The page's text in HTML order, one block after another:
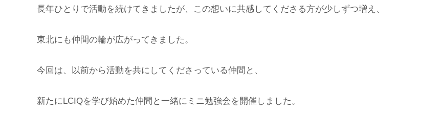
長年ひとりで活動を続けてきましたが、この想いに共感してくださる方が少しずつ増え、
東北にも仲間の輪が広がってきました。
今回は、以前から活動を共にしてくださっている仲間と、
新たにLCIQを学び始めた仲間と一緒にミニ勉強会を開催しました。